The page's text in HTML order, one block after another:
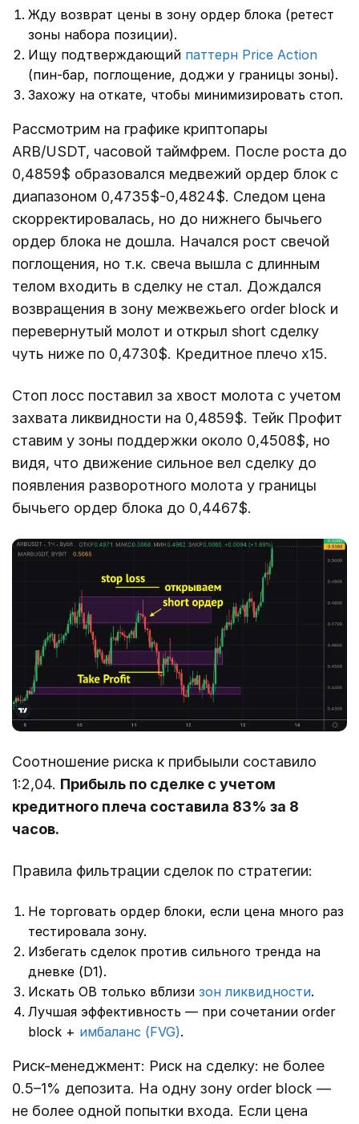
Жду возврат цены в зону ордер блока (ретест
зоны набора позиции).
Ищу подтверждающий паттерн Price Action
(пин-бар, поглощение, доджи у границы зоны).
Захожу на откате, чтобы минимизировать стоп.
Рассмотрим на графике криптопары
ARB/USDT, часовой таймфрем. После роста до
0,4859$ образовался медвежий ордер блок с
диапазоном 0,4735$-0,4824$. Следом цена
скорректировалась, но до нижнего бычьего
ордер блока не дошла. Начался рост свечой
поглощения, но т.к. свеча вышла с длинным
телом входить в сделку не стал. Дождался
возвращения в зону межвежьего order block и
перевернутый молот и открыл short сделку
чуть ниже по 0,4730$. Кредитное плечо х15.
Стоп лосс поставил за хвост молота с учетом
захвата ликвидности на 0,4859$. Тейк Профит
ставим у зоны поддержки около 0,4508$, но
видя, что движение сильное вел сделку до
появления разворотного молота у границы
бычьего ордер блока до 0,4467$.
Соотношение риска к прибыыли составило
1:2,04. Прибыль по сделке с учетом
кредитного плеча составила 83% за 8
часов.
Правила фильтрации сделок по стратегии:
Не торговать ордер блоки, если цена много раз
тестировала зону.
Избегать сделок против сильного тренда на
дневке (D1).
Искать OB только вблизи зон ликвидности.
Лучшая эффективность — при сочетании order
block + имбаланс (FVG).
Риск-менеджмент: Риск на сделку: не более
0.5–1% депозита. На одну зону order block —
не более одной попытки входа. Если цена